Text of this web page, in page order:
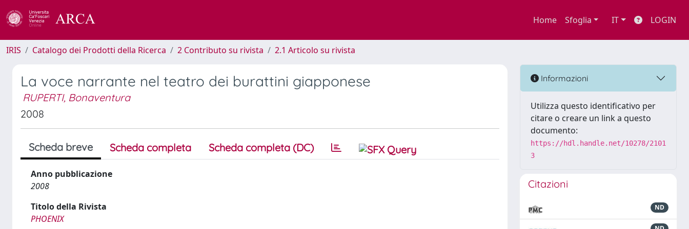
Home Sfoglia IT LOGIN
IRIS Catalogo dei Prodotti della Ricerca 2 Contributo su rivista 2.1 Articolo su rivista
La voce narrante nel teatro dei burattini giapponese
RUPERTI, Bonaventura
2008
Scheda breve Scheda completa Scheda completa (DC)
Anno pubblicazione
2008
Titolo della Rivista
PHOENIX
Informazioni
Utilizza questo identificativo per
citare o creare un link a questo
documento:
https://hdl.handle.net/10278/2101
3
Citazioni
ND